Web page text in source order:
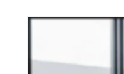
Passer aux